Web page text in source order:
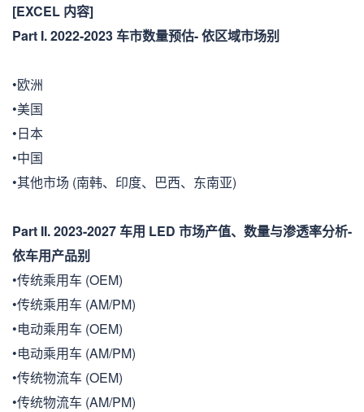
[EXCEL 内容]
Part I. 2022-2023 车市数量预估- 依区域市场别
•欧洲
•美国
•日本
•中国
•其他市场 (南韩、印度、巴西、东南亚)
Part II. 2023-2027 车用 LED 市场产值、数量与渗透率分析-
依车用产品别
•传统乘用车 (OEM)
•传统乘用车 (AM/PM)
•电动乘用车 (OEM)
•电动乘用车 (AM/PM)
•传统物流车 (OEM)
•传统物流车 (AM/PM)